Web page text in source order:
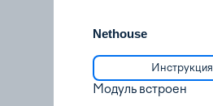
Nethouse
Инструкция
Модуль встроен